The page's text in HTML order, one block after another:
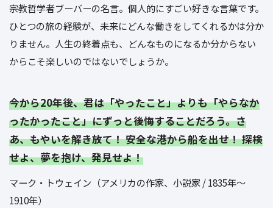
宗教哲学者ブーバーの名言。個人的にすごい好きな言葉です。
ひとつの旅の経験が、未来にどんな働きをしてくれるかは分か
りません。人生の終着点も、どんなものになるか分からない
からこそ楽しいのではないでしょうか。
今から20年後、君は「やったこと」よりも「やらなか
ったかったこと」にずっと後悔することだろう。さ
あ、もやいを解き放て！ 安全な港から船を出せ！ 探検
せよ、夢を抱け、発見せよ！
マーク・トウェイン（アメリカの作家、小説家 / 1835年〜
1910年）